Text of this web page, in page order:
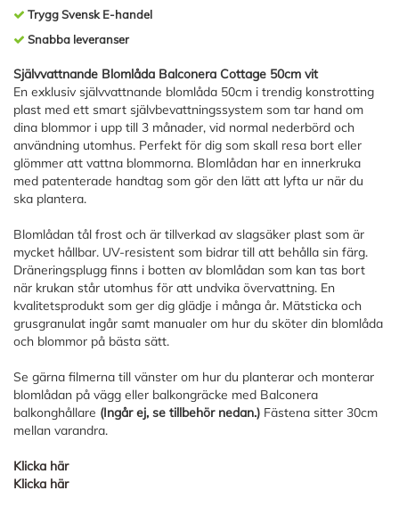
Trygg Svensk E-handel
Snabba leveranser
Självvattnande Blomlåda Balconera Cottage 50cm vit
En exklusiv självvattnande blomlåda 50cm i trendig konstrotting
plast med ett smart självbevattningssystem som tar hand om
dina blommor i upp till 3 månader, vid normal nederbörd och
användning utomhus. Perfekt för dig som skall resa bort eller
glömmer att vattna blommorna. Blomlådan har en innerkruka
med patenterade handtag som gör den lätt att lyfta ur när du
ska plantera.
Blomlådan tål frost och är tillverkad av slagsäker plast som är
mycket hållbar. UV-resistent som bidrar till att behålla sin färg.
Dräneringsplugg finns i botten av blomlådan som kan tas bort
när krukan står utomhus för att undvika övervattning. En
kvalitetsprodukt som ger dig glädje i många år. Mätsticka och
grusgranulat ingår samt manualer om hur du sköter din blomlåda
och blommor på bästa sätt.
Se gärna filmerna till vänster om hur du planterar och monterar
blomlådan på vägg eller balkongräcke med Balconera
balkonghållare (Ingår ej, se tillbehör nedan.) Fästena sitter 30cm
mellan varandra.
Klicka här
Klicka här